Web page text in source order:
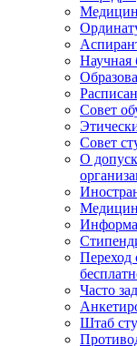
Научная
Совет
Совет
О
Переход
Часто
Штаб